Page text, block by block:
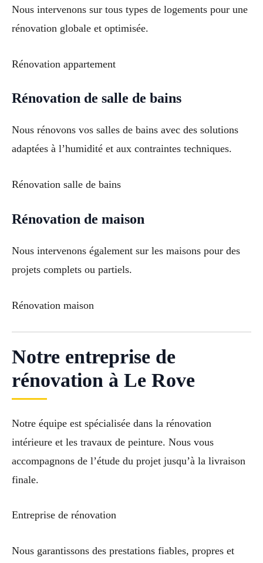
Nous intervenons sur tous types de logements pour une
rénovation globale et optimisée.
Rénovation appartement
Rénovation de salle de bains
Nous rénovons vos salles de bains avec des solutions
adaptées à l’humidité et aux contraintes techniques.
Rénovation salle de bains
Rénovation de maison
Nous intervenons également sur les maisons pour des
projets complets ou partiels.
Rénovation maison
Notre entreprise de
rénovation à Le Rove
Notre équipe est spécialisée dans la rénovation
intérieure et les travaux de peinture. Nous vous
accompagnons de l’étude du projet jusqu’à la livraison
finale.
Entreprise de rénovation
Nous garantissons des prestations fiables, propres et